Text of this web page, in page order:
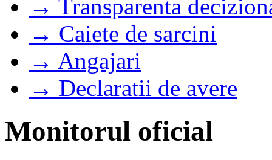
→ Transparenta
→ Caiete de sarcini
→ Angajari
→ Declaratii de avere
Monitorul oficial